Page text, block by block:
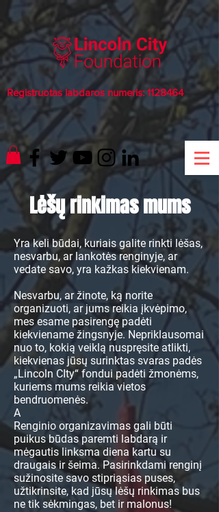
Registruotas labdaros numeris:1128464
Lėšų rinkimas mums
Yra keli būdai, kuriais galite rinkti lėšas,
nesvarbu, ar lankotės renginyje, ar
vedate savo, yra kažkas kiekvienam.
Nesvarbu, ar žinote, ką norite
organizuoti, ar jums reikia įkvėpimo,
mes esame pasirengę padėti
kiekviename žingsnyje. Nepriklausomai
nuo to, kokią veiklą nuspręsite atlikti,
kiekvienas jūsų surinktas svaras padės
„Lincoln CIty“ fondui padėti žmonėms,
kuriems mums reikia vietos
bendruomenės.
A
Renginio organizavimas gali būti
puikus būdas paremti labdarą ir
mėgautis linksma diena kartu su
draugais ir šeima. Pasirinkdami renginį
sužinosite savo stipriąsias puses,
užtikrinsite, kad jūsų lėšų rinkimas bus
ne tik sėkmingas, bet ir malonus!